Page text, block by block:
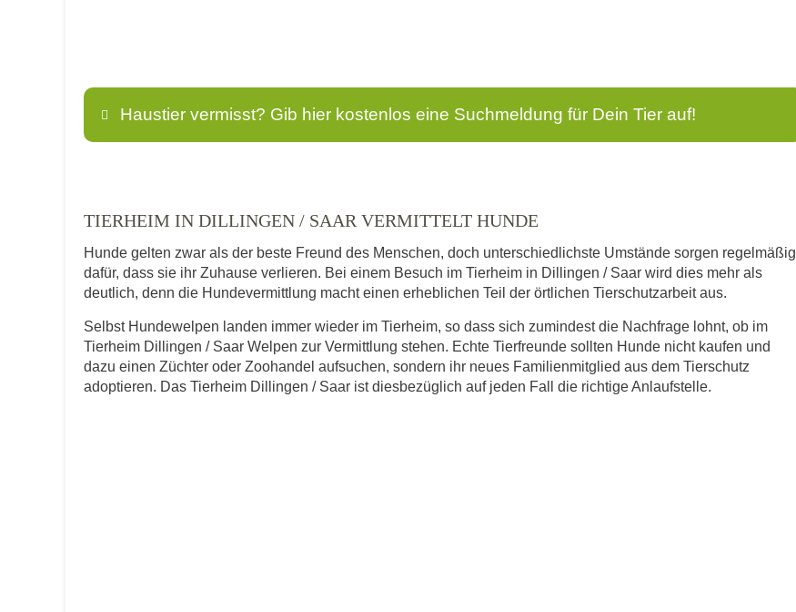
Haustier vermisst? Gib hier kostenlos eine Suchmeldung für Dein Tier auf!
E-Mail*
TIERHEIM IN DILLINGEN / SAAR VERMITTELT HUNDE
Hunde gelten zwar als der beste Freund des Menschen, doch unterschiedlichste Umstände sorgen regelmäßig
dafür, dass sie ihr Zuhause verlieren. Bei einem Besuch im Tierheim in Dillingen / Saar wird dies mehr als
deutlich, denn die Hundevermittlung macht einen erheblichen Teil der örtlichen Tierschutzarbeit aus.
Selbst Hundewelpen landen immer wieder im Tierheim, so dass sich zumindest die Nachfrage lohnt, ob im
Tierheim Dillingen / Saar Welpen zur Vermittlung stehen. Echte Tierfreunde sollten Hunde nicht kaufen und
dazu einen Züchter oder Zoohandel aufsuchen, sondern ihr neues Familienmitglied aus dem Tierschutz
adoptieren. Das Tierheim Dillingen / Saar ist diesbezüglich auf jeden Fall die richtige Anlaufstelle.